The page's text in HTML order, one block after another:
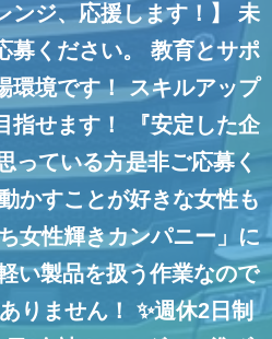
ンジ、応援します！】
未
ください。
教育とサポ
環境です！スキルアップ
指せます！
『安定した企
っている方是非ご応募く
かすことが好きな女性も
女性輝きカンパニー」に
い製品を扱う作業なので
りません！
✨週休2日制